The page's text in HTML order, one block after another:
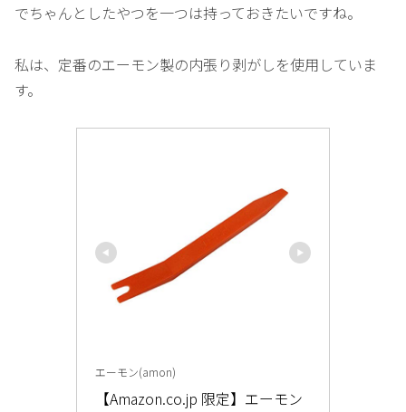
でちゃんとしたやつを一つは持っておきたいですね。
私は、定番のエーモン製の内張り剥がしを使用していま
す。
エーモン(amon)
【Amazon.co.jp 限定】エーモン